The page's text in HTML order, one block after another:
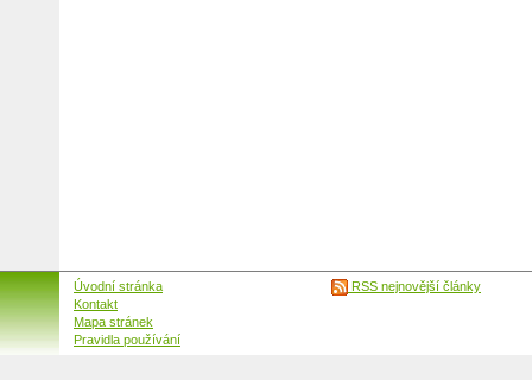
Úvodní stránka
Kontakt
Mapa stránek
Pravidla používání
RSS nejnovější články